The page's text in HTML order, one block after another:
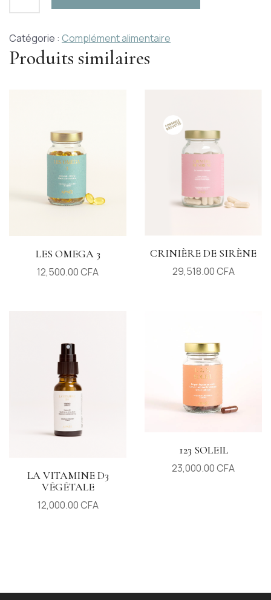
Catégorie : Complément alimentaire
Produits similaires
LES OMEGA 3
12,500.00CFA
CRINIÈRE DE SIRÈNE
29,518.00CFA
LA VITAMINE D3
VÉGÉTALE
12,000.00CFA
123 SOLEIL
23,000.00CFA